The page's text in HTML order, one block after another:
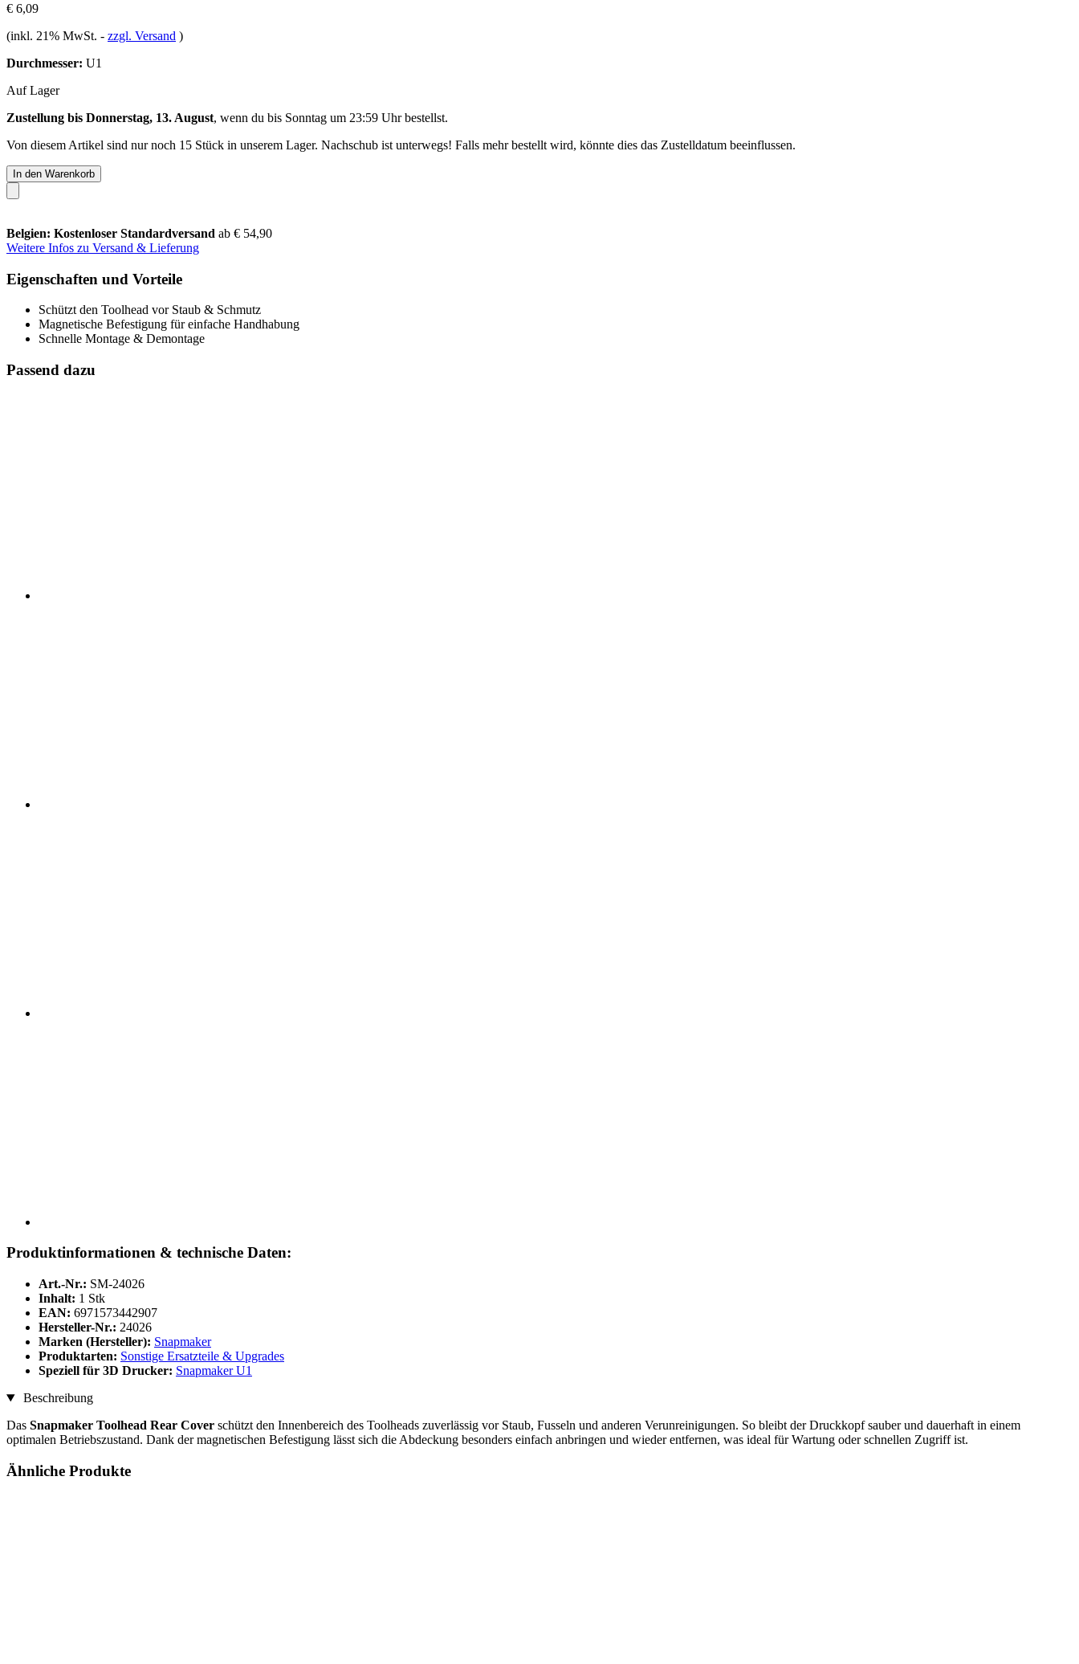
€ 6,09
(inkl. 21% MwSt. - zzgl. Versand )
Durchmesser: U1
Auf Lager
Zustellung bis Donnerstag, 13. August, wenn du bis Sonntag um 23:59 Uhrbestellst.
Von diesem Artikel sind nur noch 15 Stück in unserem Lager. Nachschub ist unterwegs! Falls mehr bestellt wird, könnte dies das Zustelldatum beeinflussen.
In den Warenkorb
Belgien: Kostenloser Standardversand ab € 54,90
Weitere Infos zu Versand & Lieferung
Eigenschaften und Vorteile
Schützt den Toolhead vor Staub & Schmutz
Magnetische Befestigung für einfache Handhabung
Schnelle Montage & Demontage
Passend dazu
Produktinformationen & technische Daten:
Art.-Nr.: SM-24026
Inhalt: 1 Stk
EAN: 6971573442907
Hersteller-Nr.: 24026
Marken (Hersteller): Snapmaker
Produktarten: Sonstige Ersatzteile & Upgrades
Speziell für 3D Drucker: Snapmaker U1
Beschreibung
Das Snapmaker Toolhead Rear Cover schützt den Innenbereich des Toolheads zuverlässig vor Staub, Fusseln und anderen Verunreinigungen. So bleibt der Druckkopf sauber und dauerhaft in einem
optimalen Betriebszustand. Dank der magnetischen Befestigung lässt sich die Abdeckung besonders einfach anbringen und wieder entfernen, was ideal für Wartung oder schnellen Zugriff ist.
Ähnliche Produkte